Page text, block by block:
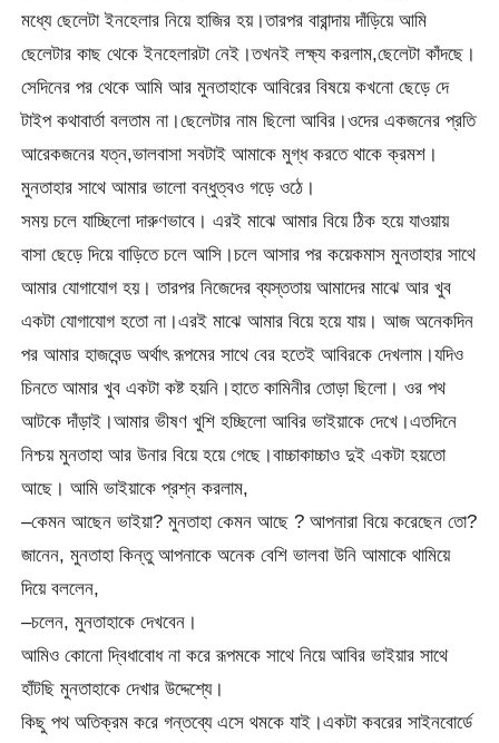
মধ্যে ছেলেটা ইনহেলার নিয়ে হাজির হয়।তারপর বারান্দায় দাঁড়িয়ে আমি
ছেলেটার কাছ থেকে ইনহেলারটা নেই।তখনই লক্ষ্য করলাম,ছেলেটা কাঁদছে।
সেদিনের পর থেকে আমি আর মুনতাহাকে আবিরের বিষয়ে কখনো ছেড়ে দে
টাইপ কথাবার্তা বলতাম না।ছেলেটার নাম ছিলো আবির।ওদের একজনের প্রতি
আরেকজনের যত্ন,ভালবাসা সবটাই আমাকে মুগ্ধ করতে থাকে ক্রমশ।
মুনতাহার সাথে আমার ভালো বন্ধুত্বও গড়ে ওঠে।
সময় চলে যাচ্ছিলো দারুণভাবে। এরই মাঝে আমার বিয়ে ঠিক হয়ে যাওয়ায়
বাসা ছেড়ে দিয়ে বাড়িতে চলে আসি।চলে আসার পর কয়েকমাস মুনতাহার সাথে
আমার যোগাযোগ হয়। তারপর নিজেদের ব্যস্ততায় আমাদের মাঝে আর খুব
একটা যোগাযোগ হতো না।এরই মাঝে আমার বিয়ে হয়ে যায়। আজ অনেকদিন
পর আমার হাজবেন্ড অর্থাৎ রূপমের সাথে বের হতেই আবিরকে দেখলাম।যদিও
চিনতে আমার খুব একটা কষ্ট হয়নি।হাতে কামিনীর তোড়া ছিলো। ওর পথ
আটকে দাঁড়াই।আমার ভীষণ খুশি হচ্ছিলো আবির ভাইয়াকে দেখে।এতদিনে
নিশ্চয় মুনতাহা আর উনার বিয়ে হয়ে গেছে।বাচ্চাকাচ্চাও দুই একটা হয়তো
আছে। আমি ভাইয়াকে প্রশ্ন করলাম,
–কেমন আছেন ভাইয়া? মুনতাহা কেমন আছে ? আপনারা বিয়ে করেছেন তো?
জানেন, মুনতাহা কিন্তু আপনাকে অনেক বেশি ভালবা উনি আমাকে থামিয়ে
দিয়ে বললেন,
–চলেন, মুনতাহাকে দেখবেন।
আমিও কোনো দ্বিধাবোধ না করে রূপমকে সাথে নিয়ে আবির ভাইয়ার সাথে
হাঁটছি মুনতাহাকে দেখার উদ্দেশ্যে।
কিছু পথ অতিক্রম করে গন্তব্যে এসে থমকে যাই।একটা কবরের সাইনবোর্ডে